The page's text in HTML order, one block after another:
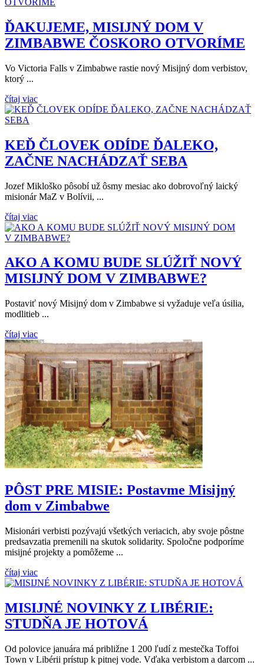
ĎAKUJEME, MISIJNÝ DOM V
ZIMBABWE ČOSKORO OTVORÍME
Vo Victoria Falls v Zimbabwe rastie nový Misijný dom verbistov,
ktorý ...
čítaj viac
KEĎ ČLOVEK ODÍDE ĎALEKO,
ZAČNE NACHÁDZAŤ SEBA
Jozef Mikloško pôsobí už ôsmy mesiac ako dobrovoľný laický
misionár MaZ v Bolívii, ...
čítaj viac
AKO A KOMU BUDE SLÚŽIŤ NOVÝ
MISIJNÝ DOM V ZIMBABWE?
Postaviť nový Misijný dom v Zimbabwe si vyžaduje veľa úsilia,
modlitieb ...
čítaj viac
PÔST PRE MISIE: Postavme Misijný
dom v Zimbabwe
Misionári verbisti pozývajú všetkých veriacich, aby svoje pôstne
predsavzatia premenili na skutok solidarity. Spoločne podporíme
misijné projekty a pomôžeme ...
čítaj viac
MISIJNÉ NOVINKY Z LIBÉRIE:
STUDŇA JE HOTOVÁ
Od polovice januára má približne 1 200 ľudí z mestečka Toffoi
Town v Libérii prístup k pitnej vode. Vďaka verbistom a darcom ...